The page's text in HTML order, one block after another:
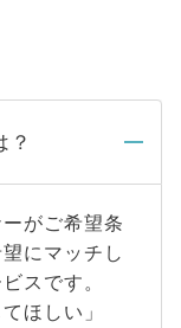
？
がご希望条
にマッチし
スです。
ほしい」